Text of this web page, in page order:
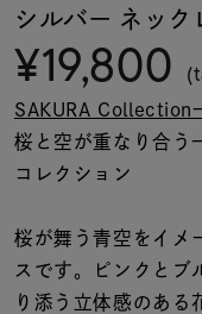
ファッションテイス
ト
着用シーン
コレクション
レディース
リングサイズ
シルバー ネック
¥19,800
SAKURA Collection
桜と空が重なり合う
コレクション
桜が舞う青空をイメ
スです。ピンクとブ
り添う立体感のある